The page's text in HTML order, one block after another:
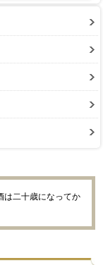
は二十歳になってか